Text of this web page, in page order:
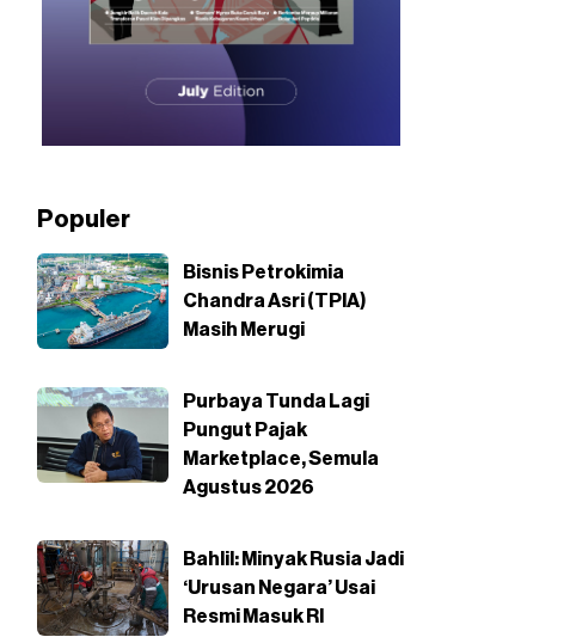
Populer
Bisnis Petrokimia
Chandra Asri (TPIA)
Masih Merugi
Purbaya Tunda Lagi
Pungut Pajak
Marketplace, Semula
Agustus 2026
Bahlil: Minyak Rusia Jadi
‘Urusan Negara’ Usai
Resmi Masuk RI